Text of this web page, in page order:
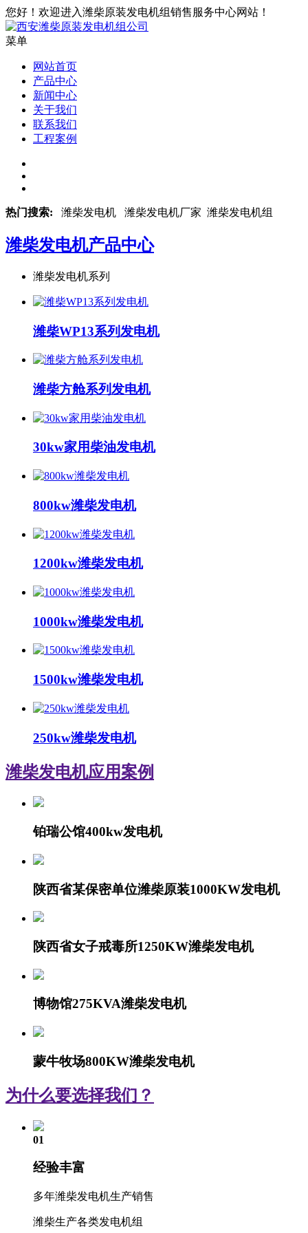
您好！欢迎进入潍柴原装发电机组销售服务中心网站！
菜单
网站首页
产品中心
新闻中心
关于我们
联系我们
工程案例
热门搜索: 潍柴发电机 潍柴发电机厂家 潍柴发电机组
潍柴发电机产品中心
潍柴发电机系列
潍柴WP13系列发电机
潍柴方舱系列发电机
30kw家用柴油发电机
800kw潍柴发电机
1200kw潍柴发电机
1000kw潍柴发电机
1500kw潍柴发电机
250kw潍柴发电机
潍柴发电机应用案例
铂瑞公馆400kw发电机
陕西省某保密单位潍柴原装1000KW发电机
陕西省女子戒毒所1250KW潍柴发电机
博物馆275KVA潍柴发电机
蒙牛牧场800KW潍柴发电机
为什么要选择我们？
01
经验丰富
多年潍柴发电机生产销售
潍柴生产各类发电机组